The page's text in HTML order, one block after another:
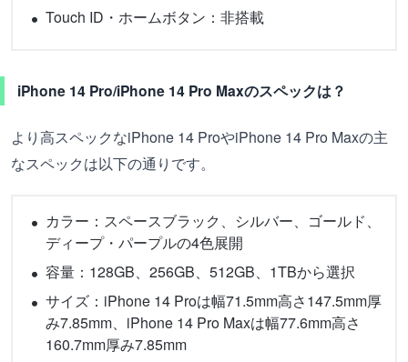
Touch ID・ホームボタン：非搭載
iPhone 14 Pro/iPhone 14 Pro Maxのスペックは？
より高スペックなiPhone 14 ProやiPhone 14 Pro Maxの主
なスペックは以下の通りです。
カラー：スペースブラック、シルバー、ゴールド、
ディープ・パープルの4色展開
容量：128GB、256GB、512GB、1TBから選択
サイズ：iPhone 14 Proは幅71.5mm高さ147.5mm厚
み7.85mm、iPhone 14 Pro Maxは幅77.6mm高さ
160.7mm厚み7.85mm